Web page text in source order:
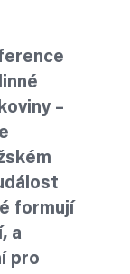
–
formují
a
pro